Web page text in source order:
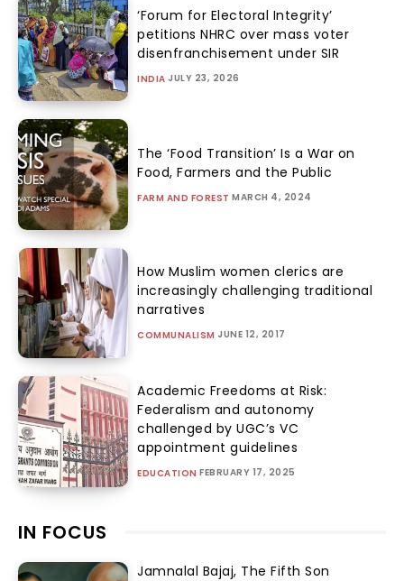
‘Forum for Electoral Integrity’
petitions NHRC over mass voter
disenfranchisement under SIR
INDIA JULY 23, 2026
The ‘Food Transition’ Is a War on
Food, Farmers and the Public
FARM AND FOREST MARCH 4, 2024
How Muslim women clerics are
increasingly challenging traditional
narratives
COMMUNALISM JUNE 12, 2017
Academic Freedoms at Risk:
Federalism and autonomy
challenged by UGC’s VC
appointment guidelines
EDUCATION FEBRUARY 17, 2025
IN FOCUS
Jamnalal Bajaj, The Fifth Son